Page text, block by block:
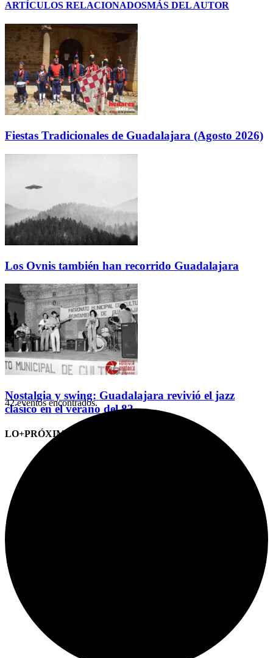
ARTÍCULOS RELACIONADOSMÁS DEL AUTOR
Fiestas Tradicionales de Guadalajara (Agosto 2026)
Los Ovnis también han recorrido Guadalajara
Nostalgia y swing: Guadalajara revivió el jazz
clásico en el verano del 82
LO+PRÓXIMO (CITAS)
42 eventos encontrados.